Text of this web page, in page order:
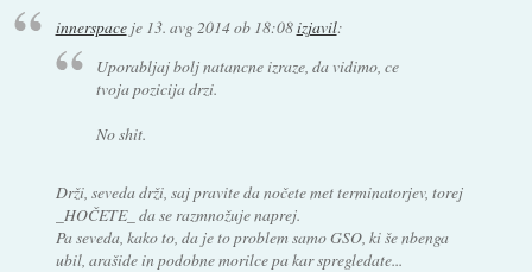
innerspaceje 13. avg 2014 ob 18:08izjavil:
Uporabljaj bolj natancne izraze, da vidimo, ce
tvoja pozicija drzi.
No shit.
Drži, seveda drži, saj pravite da nočete met terminatorjev, torej
_HOČETE_ da se razmnožuje naprej.
Pa seveda, kako to, da je to problem samo GSO, ki še nbenga
ubil, arašide in podobne morilce pa kar spregledate...